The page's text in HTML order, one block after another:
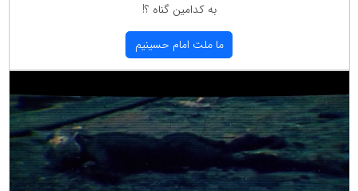
به كدامین گناه ؟!
ما ملت امام حسینیم